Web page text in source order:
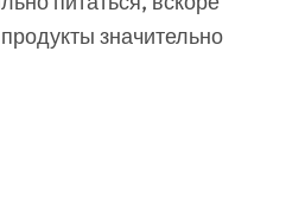
значительно